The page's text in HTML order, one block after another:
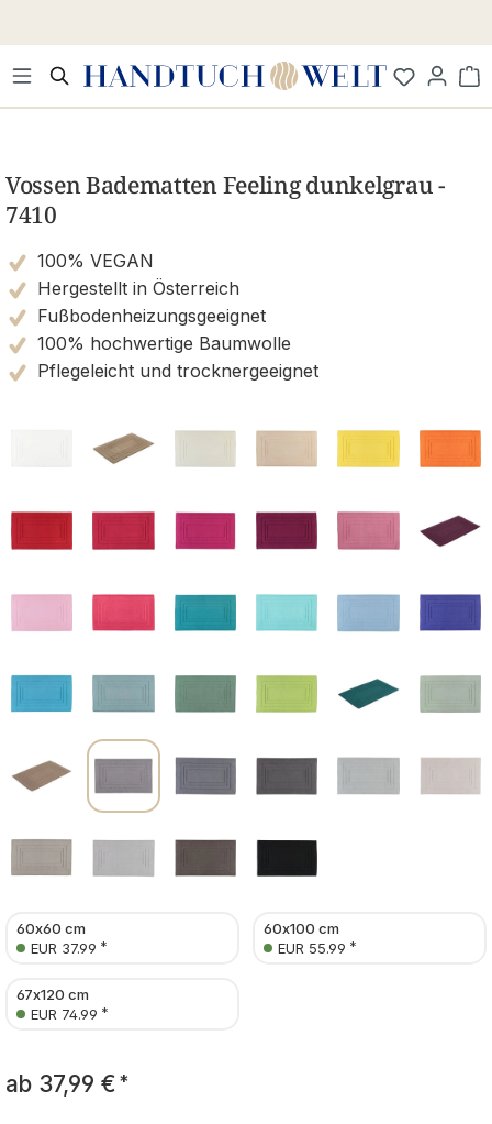
Vossen Badematten Feeling dunkelgrau -
7410
100% VEGAN
Hergestellt in Österreich
Fußbodenheizungsgeeignet
100% hochwertige Baumwolle
Pflegeleicht und trocknergeeignet
60x60 cm
EUR 37.99 *
60x100 cm
EUR 55.99 *
67x120 cm
EUR 74.99 *
ab 37,99 € *